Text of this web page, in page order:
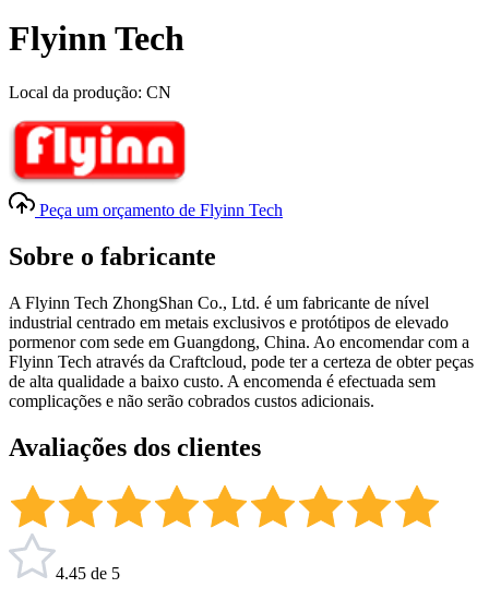
Flyinn Tech
Local da produção: CN
Peça um orçamento de Flyinn Tech
Sobre o fabricante
A Flyinn Tech ZhongShan Co., Ltd. é um fabricante de nível
industrial centrado em metais exclusivos e protótipos de elevado
pormenor com sede em Guangdong, China. Ao encomendar com a
Flyinn Tech através da Craftcloud, pode ter a certeza de obter peças
de alta qualidade a baixo custo. A encomenda é efectuada sem
complicações e não serão cobrados custos adicionais.
Avaliações dos clientes
4.45 de 5